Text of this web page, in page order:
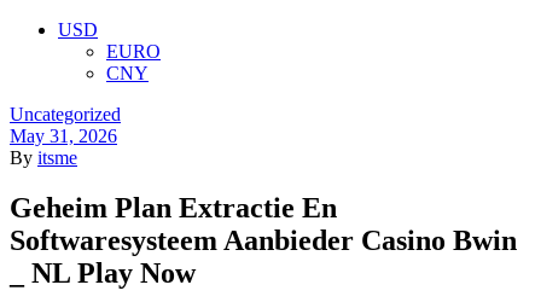
Menu
USD
EURO
CNY
Categories
Uncategorized
May 31, 2026
By itsme
Geheim Plan Extractie En
Softwaresysteem Aanbieder Casino Bwin
_ NL Play Now